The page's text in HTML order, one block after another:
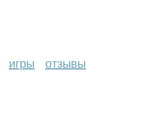
игры отзывы